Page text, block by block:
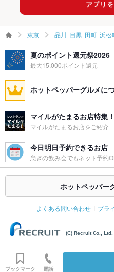
備考 各種飲み放題付きコー
東京 品川･目黒･田町･浜松
夏のポイント還元祭2026
最大15,000ポイント還元
ホットペッパーグルメに
マイルがたまるお店特集！
マイルがたまるお店をご紹介
今日明日予約できるお店
急ぎの飲み会でもネット予約
ホットペッパー
よくある問い合わせ プラ
(C) Recruit Co., Ltd.
ブックマーク 電話